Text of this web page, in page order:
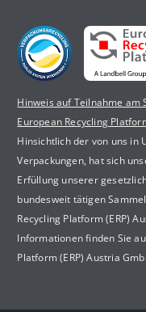
Hinweis auf Teilnahme am
European Recycling
Hinsichtlich der von uns in
Verpackungen, hat sich
Erfüllung unserer
bundesweit tätigen
Recycling Platform (ERP)
Informationen finden Sie
Platform (ERP) Austria